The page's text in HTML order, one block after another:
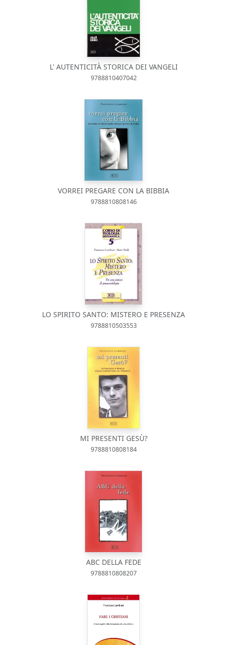
L' AUTENTICITÀ STORICA DEI VANGELI
9788810407042
VORREI PREGARE CON LA BIBBIA
9788810808146
LO SPIRITO SANTO: MISTERO E PRESENZA
9788810503553
MI PRESENTI GESÙ?
9788810808184
ABC DELLA FEDE
9788810808207